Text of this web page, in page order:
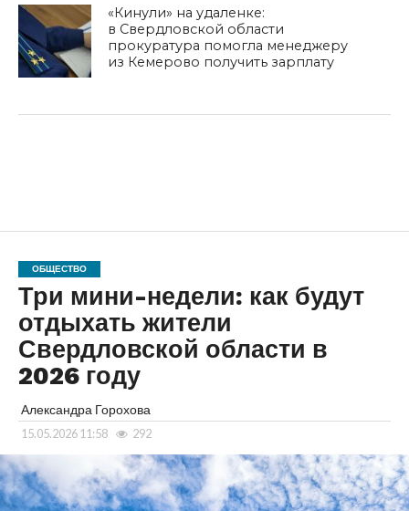
«Кинули» на удаленке:
в Свердловской области
прокуратура помогла менеджеру
из Кемерово получить зарплату
ОБЩЕСТВО
Три мини-недели: как будут
отдыхать жители
Свердловской области в
2026 году
Александра Горохова
15.05.2026 11:58 292